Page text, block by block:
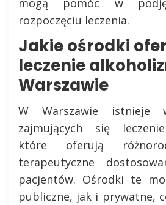
rozpoczęciu leczenia.
Jakie ośrodki
leczenie
Warszawie
W Warszawie istnieje
zajmujących się
które oferują
terapeutyczne
pacjentów. Ośrodki te
publiczne, jak i prywatne,